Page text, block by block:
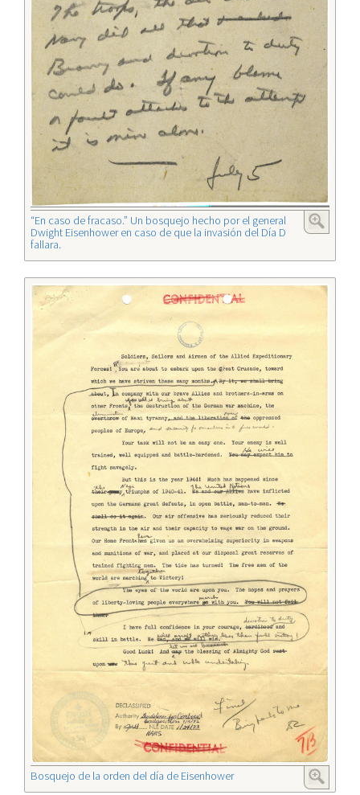
“En caso de fracaso.” Un bosquejo hecho por el general
Dwight Eisenhower en caso de que la invasión del Día D
fallara.
Bosquejo de la orden del día de Eisenhower